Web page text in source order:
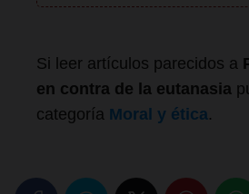
Si leer artículos parecidos a
en contra de la eutanasia
categoría Moral y ética.